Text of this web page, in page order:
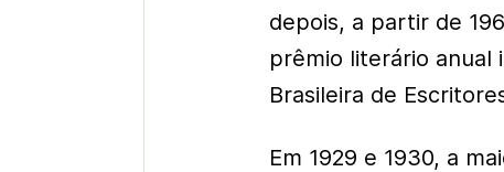
depois, a partir de
prêmio literário anual
Brasileira de
Em 1929 e 1930, a